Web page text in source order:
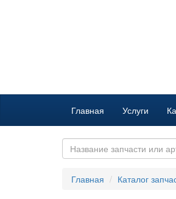
Главная Услуги
Главная Каталог